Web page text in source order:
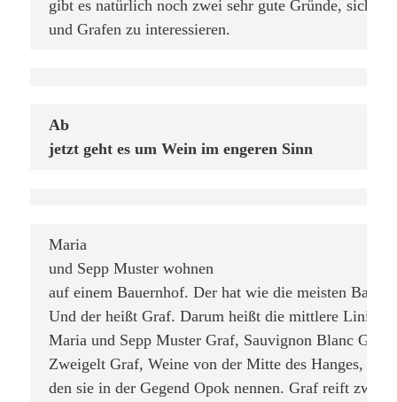
gibt es natürlich noch zwei sehr gute Gründe, sich
und Grafen zu interessieren.
Ab
jetzt geht es um Wein im engeren Sinn
Maria
und Sepp Muster wohnen
auf einem Bauernhof. Der hat wie die meisten
Und der heißt Graf. Darum heißt die mittlere Linie
Maria und Sepp Muster Graf, Sauvignon Blanc
Zweigelt Graf, Weine von der Mitte des Hanges, auf
den sie in der Gegend Opok nennen. Graf reift zwei